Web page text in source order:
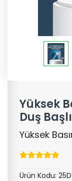
Yüksek
Duş
Yüksek
Ürün Kodu: